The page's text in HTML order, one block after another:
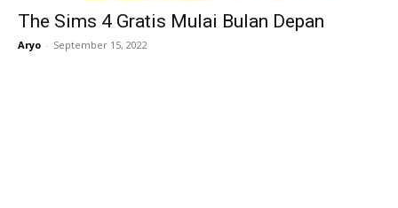
The Sims 4 Gratis Mulai Bulan Depan
Aryo - September 15, 2022